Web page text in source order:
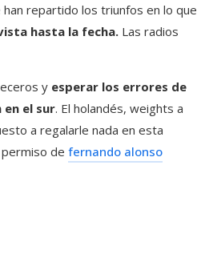
repartido los triunfos en lo que
hasta la fecha. Las radios
y esperar los errores de
el sur. El holandés, weights a
a regalarle nada en esta
de fernando alonso